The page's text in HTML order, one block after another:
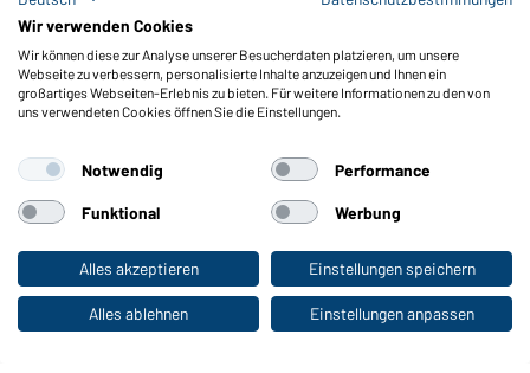
Zum Privatkunden-Shop
Kataloge herunterladen oder bestellen
Zu den Katalogen
AGB Impressum
Cookie-Einstellungen
Barrierefreiheit
© 2026 Daiber
Wir verwenden Cookies
Wir können diese zur Analyse unserer Besucherdaten platzieren, um unsere
Webseite zu verbessern, personalisierte Inhalte anzuzeigen und Ihnen ein
großartiges Webseiten-Erlebnis zu bieten. Für weitere Informationen zu den von
uns verwendeten Cookies öffnen Sie die Einstellungen.
Notwendig Performance
Funktional Werbung
Alles akzeptieren Einstellungen speichern
Alles ablehnen Einstellungen anpassen